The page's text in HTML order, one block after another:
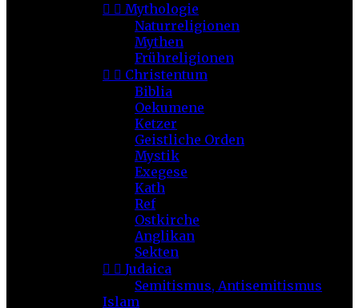
  Mythologie
Naturreligionen
Mythen
Frühreligionen
  Christentum
Biblia
Oekumene
Ketzer
Geistliche Orden
Mystik
Exegese
Kath
Ref
Ostkirche
Anglikan
Sekten
  Judaica
Semitismus, Antisemitismus
Islam